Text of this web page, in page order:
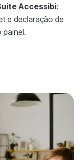
Accessibi:
e declaração de
painel.